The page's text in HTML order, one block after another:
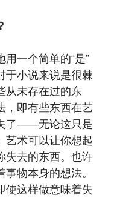
一个简单的“是”
于小说来说是很棘
未存在过的东
，即有些东西在艺
了——无论这只是
艺术可以让你想起
失去的东西。也许
物本身的想法。
使这样做意味着失